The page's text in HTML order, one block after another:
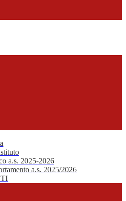
a.s. 2025-2026
a.s. 2025/2026